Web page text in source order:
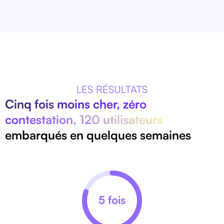
LES RÉSULTATS
Cinq fois moins cher, zéro
contestation, 120 utilisateurs
embarqués en quelques semaines
5 fois